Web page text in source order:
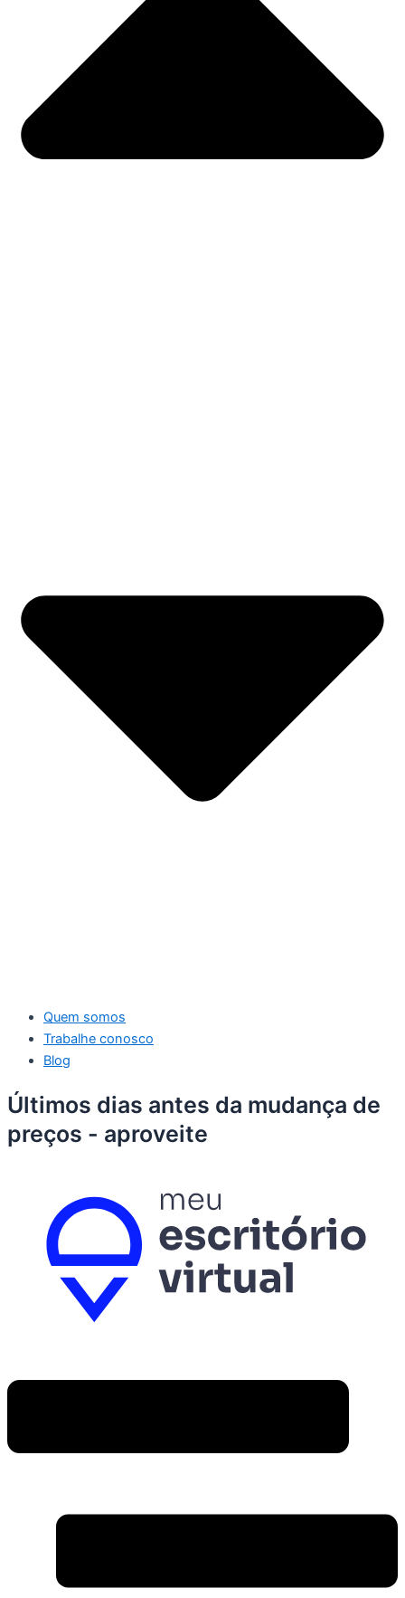
Quem somos
Trabalhe conosco
Blog
Últimos dias antes da mudança de
preços - aproveite